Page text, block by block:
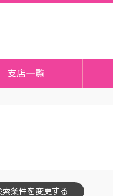
支店一覧
索条件を変更する